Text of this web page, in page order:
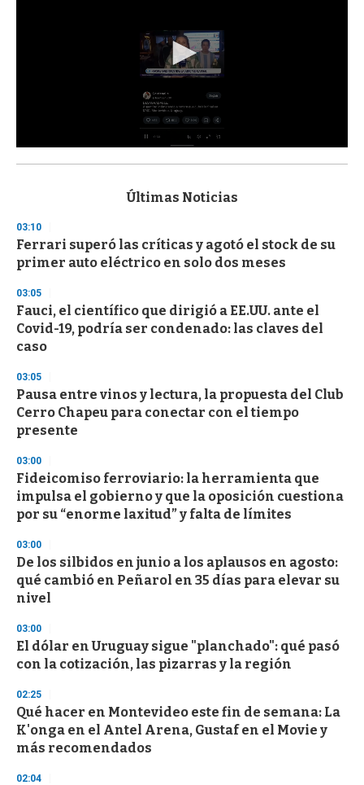
s
d
s
o
f
3
s
e
c
o
d
s
Últimas Noticias
03:10
Ferrari superó las críticas y agotó el stock de su
primer auto eléctrico en solo dos meses
03:05
Fauci, el científico que dirigió a EE.UU. ante el
Covid-19, podría ser condenado: las claves del
caso
03:05
Pausa entre vinos y lectura, la propuesta del Club
Cerro Chapeu para conectar con el tiempo
presente
03:00
Fideicomiso ferroviario: la herramienta que
impulsa el gobierno y que la oposición cuestiona
por su “enorme laxitud” y falta de límites
03:00
De los silbidos en junio a los aplausos en agosto:
qué cambió en Peñarol en 35 días para elevar su
nivel
03:00
El dólar en Uruguay sigue "planchado": qué pasó
con la cotización, las pizarras y la región
02:25
Qué hacer en Montevideo este fin de semana: La
K'onga en el Antel Arena, Gustaf en el Movie y
más recomendados
02:04